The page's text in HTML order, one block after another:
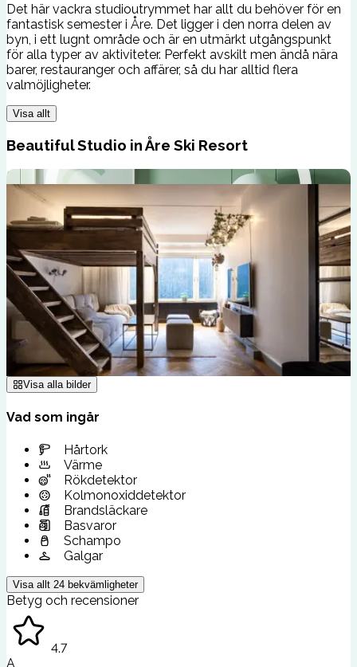
Det här vackra studioutrymmet har allt du behöver för en
fantastisk semester i Åre. Det ligger i den norra delen av
byn, i ett lugnt område och är en utmärkt utgångspunkt
för alla typer av aktiviteter. Perfekt avskilt men ändå nära
barer, restauranger och affärer, så du har alltid flera
valmöjligheter.
Visa allt
Beautiful Studio in Åre Ski Resort
Visa alla bilder
Vad som ingår
Hårtork
Värme
Rökdetektor
Kolmonoxiddetektor
Brandsläckare
Basvaror
Schampo
Galgar
Visa allt 24 bekvämligheter
Betyg och recensioner
4.7
A